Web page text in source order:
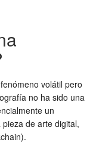
volátil pero
no ha sido una
un
de arte digital,